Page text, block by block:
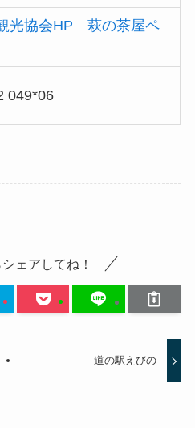
光協会HP 萩の茶屋ペ
049*06
ェアしてね！
道の駅えびの